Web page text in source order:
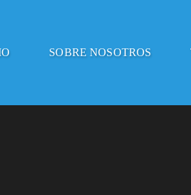
SOBRE NOSOTROS